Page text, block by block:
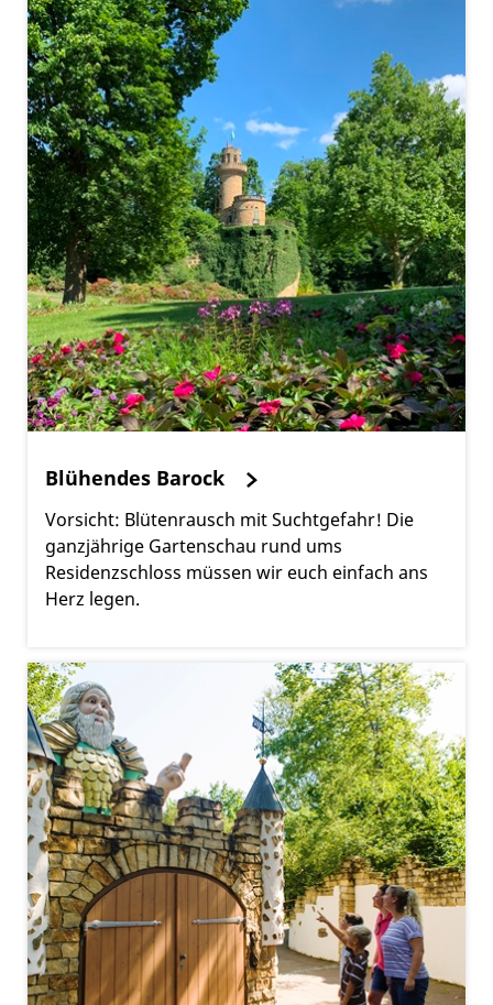
Blühendes Barock
Vorsicht: Blütenrausch mit Suchtgefahr! Die
ganzjährige Gartenschau rund ums
Residenzschloss müssen wir euch einfach ans
Herz legen.